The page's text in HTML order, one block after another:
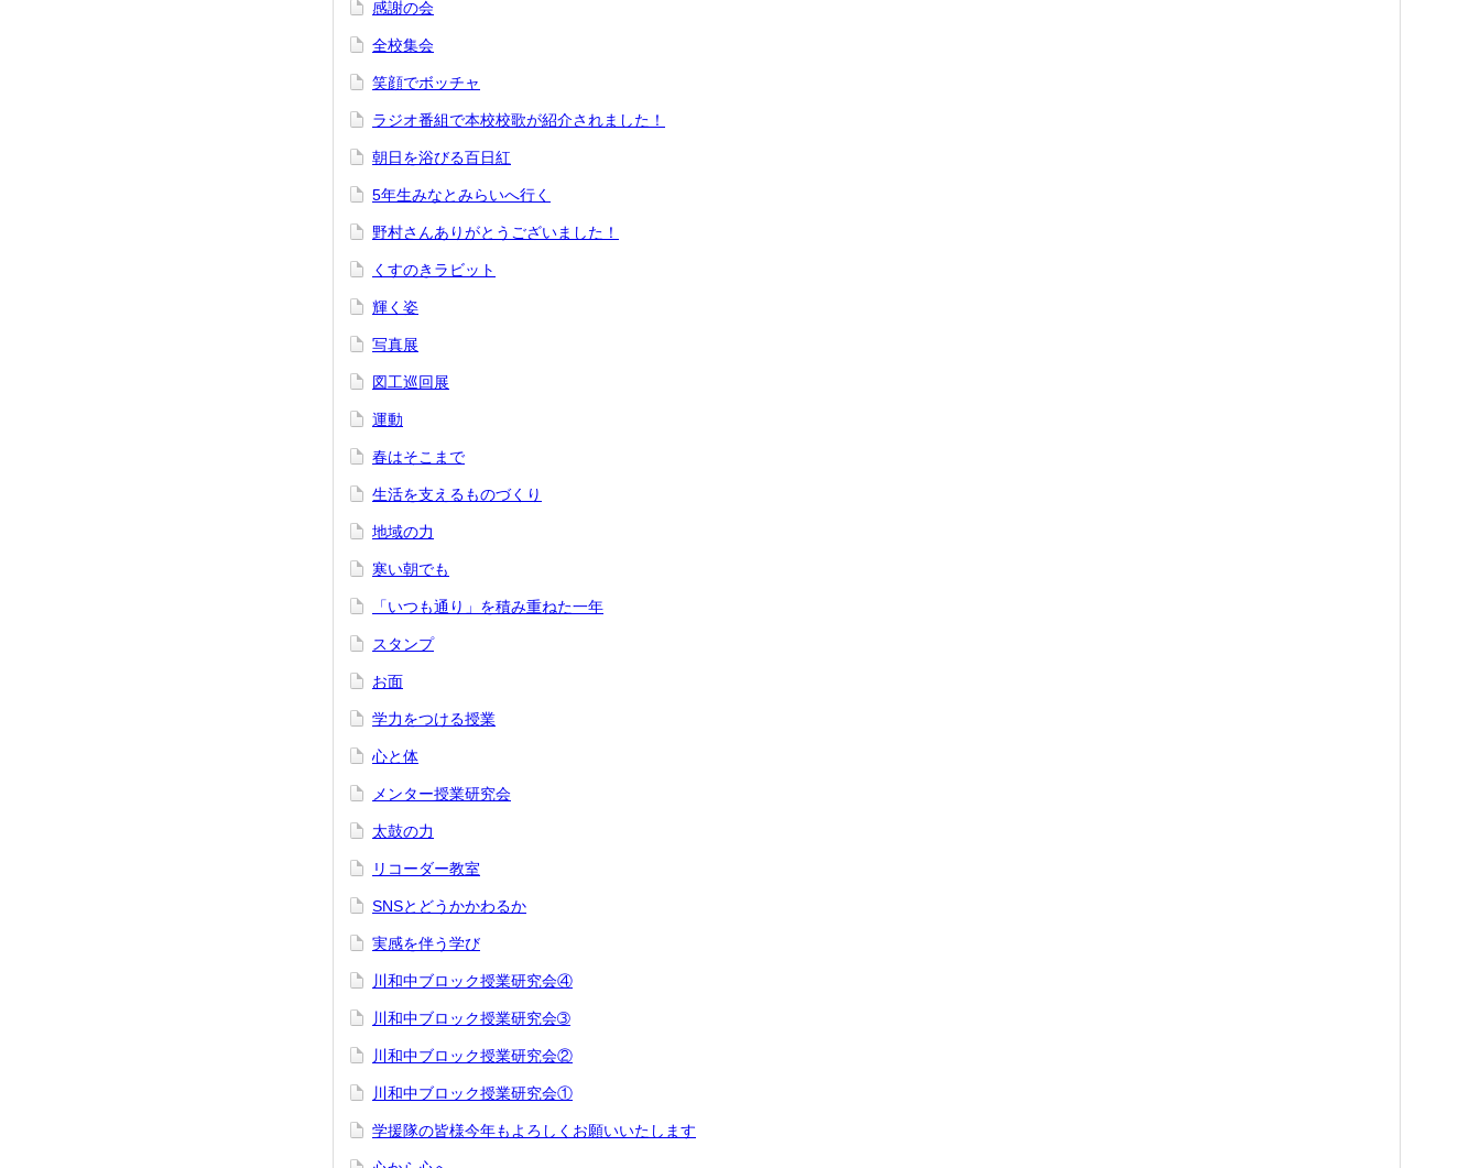
感謝の会
全校集会
笑顔でボッチャ
ラジオ番組で本校校歌が紹介されました！
朝日を浴びる百日紅
5年生みなとみらいへ行く
野村さんありがとうございました！
くすのきラビット
輝く姿
写真展
図工巡回展
運動
春はそこまで
生活を支えるものづくり
地域の力
寒い朝でも
「いつも通り」を積み重ねた一年
スタンプ
お面
学力をつける授業
心と体
メンター授業研究会
太鼓の力
リコーダー教室
SNSとどうかかわるか
実感を伴う学び
川和中ブロック授業研究会④
川和中ブロック授業研究会➂
川和中ブロック授業研究会②
川和中ブロック授業研究会①
学援隊の皆様今年もよろしくお願いいたします